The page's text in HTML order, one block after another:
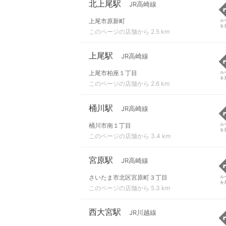
北上尾駅 JR高崎線
上尾市原新町
このページの店舗から 2.5 km
ル
を
上尾駅 JR高崎線
上尾市柏座１丁目
このページの店舗から 2.6 km
ル
を
桶川駅 JR高崎線
桶川市南１丁目
このページの店舗から 3.4 km
ル
を
宮原駅 JR高崎線
さいたま市北区宮原町３丁目
このページの店舗から 5.3 km
ル
を
西大宮駅 JR川越線